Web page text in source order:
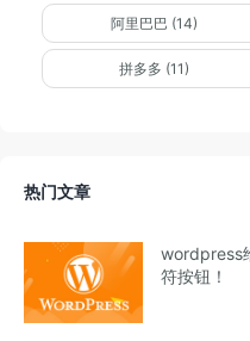
阿里巴巴 (14)
拼多多 (11)
热门文章
wordpress
符按钮！